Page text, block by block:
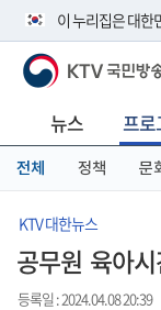
이 누리집은 대한
공식 누리집 주소
니다.
이밖에 or.kr 또는
서 도메인 주소를
KTV 국민방송
뉴스 프로
전체 정책 문
KTV 대한뉴스
공무원 육아
등록일 : 2024.04.08 20:39